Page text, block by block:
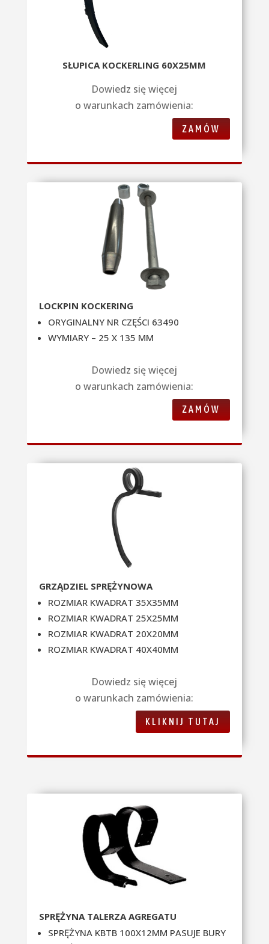
SŁUPICA KOCKERLING 60X25MM
Dowiedz się więcej
o warunkach zamówienia:
ZAMÓW
LOCKPIN KOCKERING
ORYGINALNY NR CZĘŚCI 63490
WYMIARY – 25 X 135 MM
Dowiedz się więcej
o warunkach zamówienia:
ZAMÓW
GRZĄDZIEL SPRĘŻYNOWA
ROZMIAR KWADRAT 35X35MM
ROZMIAR KWADRAT 25X25MM
ROZMIAR KWADRAT 20X20MM
ROZMIAR KWADRAT 40X40MM
Dowiedz się więcej
o warunkach zamówienia:
KLIKNIJ TUTAJ
SPRĘŻYNA TALERZA AGREGATU
SPRĘŻYNA KBTB 100X12MM PASUJE BURY